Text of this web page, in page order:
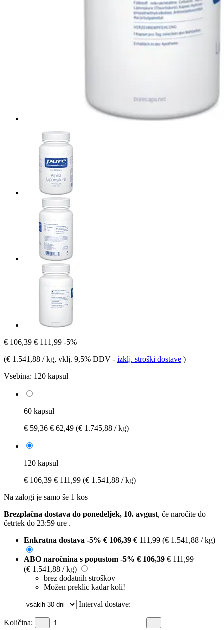
€ 106,39 € 111,99 -5%
(€ 1.541,88 / kg, vklj. 9,5% DDV - izklj. stroški dostave )
Vsebina: 120 kapsul
60 kapsul
€ 59,36 € 62,49 (€ 1.745,88 / kg)
120 kapsul
€ 106,39 € 111,99 (€ 1.541,88 / kg)
Na zalogi je samo še 1 kos
Brezplačna dostava do ponedeljek, 10. avgust, če naročite do
četrtek do 23:59 ure .
Enkratna dostava -5% € 106,39 € 111,99 (€ 1.541,88 / kg)
ABO naročnina s popustom -5% € 106,39 € 111,99
(€ 1.541,88 / kg)
brez dodatnih stroškov
Možen preklic kadar koli!
Interval dostave:
Količina: